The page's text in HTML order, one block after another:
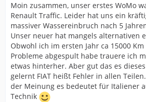
Moin zusammen, unser erstes WoMo
Renault Traffic. Leider hat uns ein
massiver Wassereinbruch nach 5
Unser neuer hat mangels alternativen
Obwohl ich im ersten Jahr ca 15000
Probleme abgespult habe trauere ich
etwas hinterher. Aber gut das es
gelernt FIAT heißt Fehler in allen
der Meinung es bedeutet für Italiener
Technik